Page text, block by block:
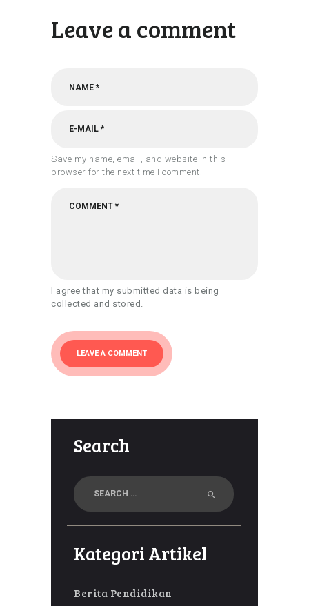
Leave a comment
Save my name, email, and website in this
browser for the next time I comment.
I agree that my submitted data is being
collected and stored.
Search
Search
Kategori Artikel
Berita Pendidikan